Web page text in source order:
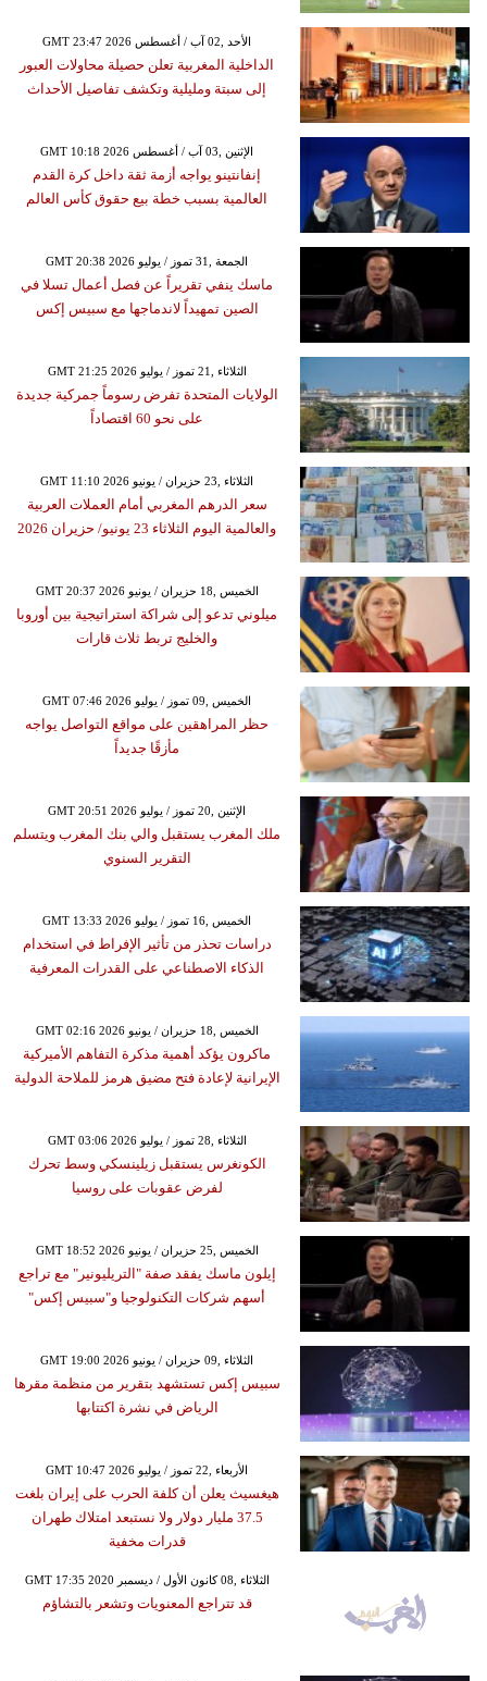
GMT 23:47 2026 الأحد ,02 آب / أغسطس
الداخلية المغربية تعلن حصيلة محاولات العبور
إلى سبتة ومليلية وتكشف تفاصيل الأحداث
GMT 10:18 2026 الإثنين ,03 آب / أغسطس
إنفانتينو يواجه أزمة ثقة داخل كرة القدم
العالمية بسبب خطة بيع حقوق كأس العالم
GMT 20:38 2026 الجمعة ,31 تموز / يوليو
ماسك ينفي تقريراً عن فصل أعمال تسلا في
الصين تمهيداً لاندماجها مع سبيس إكس
GMT 21:25 2026 الثلاثاء ,21 تموز / يوليو
الولايات المتحدة تفرض رسوماً جمركية جديدة
على نحو 60 اقتصاداً
GMT 11:10 2026 الثلاثاء ,23 حزيران / يونيو
سعر الدرهم المغربي أمام العملات العربية
والعالمية اليوم الثلاثاء 23 يونيو/ حزيران 2026
GMT 20:37 2026 الخميس ,18 حزيران / يونيو
ميلوني تدعو إلى شراكة استراتيجية بين أوروبا
والخليج تربط ثلاث قارات
GMT 07:46 2026 الخميس ,09 تموز / يوليو
حظر المراهقين على مواقع التواصل يواجه
مأزقًا جديداً
GMT 20:51 2026 الإثنين ,20 تموز / يوليو
ملك المغرب يستقبل والي بنك المغرب ويتسلم
التقرير السنوي
GMT 13:33 2026 الخميس ,16 تموز / يوليو
دراسات تحذر من تأثير الإفراط في استخدام
الذكاء الاصطناعي على القدرات المعرفية
GMT 02:16 2026 الخميس ,18 حزيران / يونيو
ماكرون يؤكد أهمية مذكرة التفاهم الأميركية
الإيرانية لإعادة فتح مضيق هرمز للملاحة الدولية
GMT 03:06 2026 الثلاثاء ,28 تموز / يوليو
الكونغرس يستقبل زيلينسكي وسط تحرك
لفرض عقوبات على روسيا
GMT 18:52 2026 الخميس ,25 حزيران / يونيو
إيلون ماسك يفقد صفة "التريليونير" مع تراجع
أسهم شركات التكنولوجيا و"سبيس إكس"
GMT 19:00 2026 الثلاثاء ,09 حزيران / يونيو
سبيس إكس تستشهد بتقرير من منظمة مقرها
الرياض في نشرة اكتتابها
GMT 10:47 2026 الأربعاء ,22 تموز / يوليو
هيغسيث يعلن أن كلفة الحرب على إيران بلغت
37.5 مليار دولار ولا نستبعد امتلاك طهران
قدرات مخفية
GMT 17:35 2020 الثلاثاء ,08 كانون الأول / ديسمبر
قد تتراجع المعنويات وتشعر بالتشاؤم